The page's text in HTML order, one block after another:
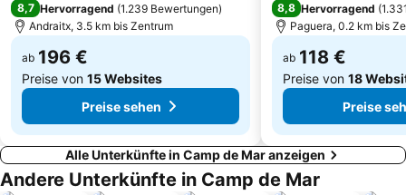
8,7 Hervorragend (1.239 Bewertungen)
Andraitx, 3.5 km bis Zentrum
ab 196 €
Preise von 15 Websites
Preise sehen
8,8 Hervorragend (
Paguera, 0.2 km bis
ab 118 €
Preise von 18
Preise
Alle Unterkünfte in Camp de Mar anzeigen
Andere Unterkünfte in Camp de Mar